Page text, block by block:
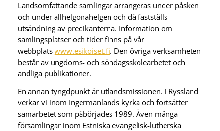
Landsomfattande samlingar arrangeras under påsken
och under allhelgonahelgen och då fastställs
utsändning av predikanterna. Information om
samlingsplatser och tider finns på vår
webbplats www.esikoiset.fi. Den övriga verksamheten
består av ungdoms- och söndagsskolearbetet och
andliga publikationer.
En annan tyngdpunkt är utlandsmissionen. I Ryssland
verkar vi inom Ingermanlands kyrka och fortsätter
samarbetet som påbörjades 1989. Även många
församlingar inom Estniska evangelisk-lutherska